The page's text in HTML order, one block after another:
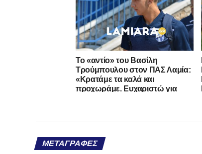
Το «αντίο» του Βασίλη
Τρούμπουλου στον ΠΑΣ Λαμία:
«Κρατάμε τα καλά και
προχωράμε. Ευχαριστώ για
ΜΕΤΑΓΡΑΦΈΣ